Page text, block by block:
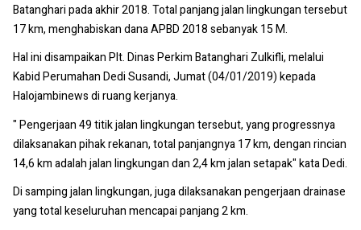
Batanghari pada akhir 2018. Total panjang jalan lingkungan tersebut
17 km, menghabiskan dana APBD 2018 sebanyak 15 M.
Hal ini disampaikan Plt. Dinas Perkim Batanghari Zulkifli, melalui
Kabid Perumahan Dedi Susandi, Jumat (04/01/2019) kepada
Halojambinews di ruang kerjanya.
" Pengerjaan 49 titik jalan lingkungan tersebut, yang progressnya
dilaksanakan pihak rekanan, total panjangnya 17 km, dengan rincian
14,6 km adalah jalan lingkungan dan 2,4 km jalan setapak" kata Dedi.
Di samping jalan lingkungan, juga dilaksanakan pengerjaan drainase
yang total keseluruhan mencapai panjang 2 km.